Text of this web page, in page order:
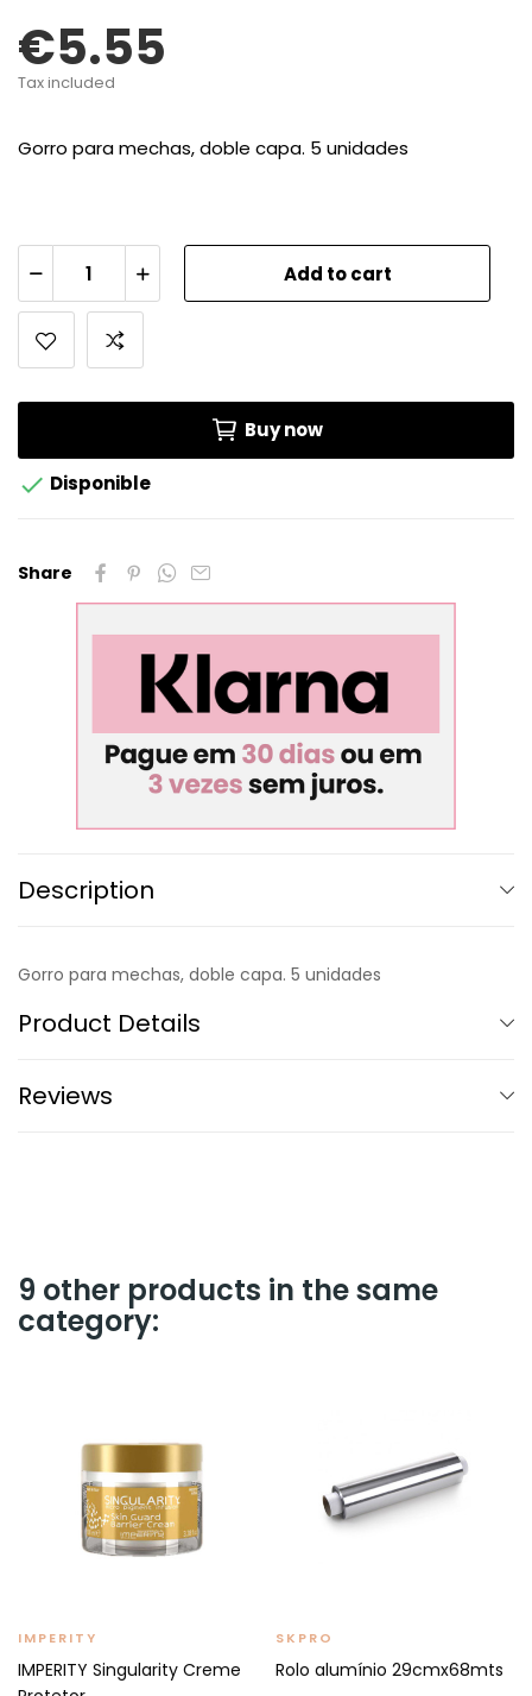
€5.55
Tax included
Gorro para mechas, doble capa. 5 unidades
Add to cart
Buy now
 Disponible
Share
Description
Gorro para mechas, doble capa. 5 unidades
Product Details
Reviews
9 other products in the same
category:
IMPERITY
IMPERITY Singularity Creme
SKPRO
Rolo alumínio 29cmx68mts